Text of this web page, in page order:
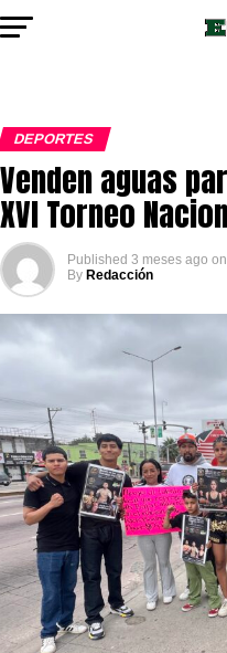
DEPORTES
Venden aguas
XVI Torneo
Published 3 meses ago on
By Redacción